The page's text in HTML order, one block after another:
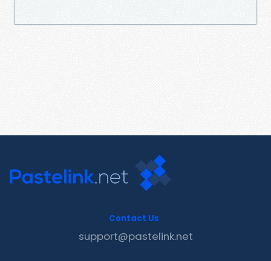
Contact Us
support@pastelink.net